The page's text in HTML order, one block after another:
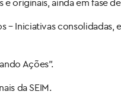
e originais, ainda em fase
– Iniciativas
Ações”.
da SEIM.